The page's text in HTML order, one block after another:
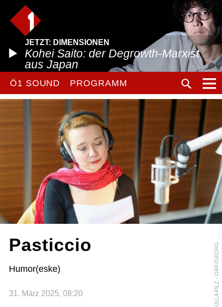
JETZT: DIMENSIONEN
Kohei Saito: der Degrowth-Marxist
aus Japan
Ö1 SOUND PROGRAMM
U
L
L
A
P
I
L
Z
-
O
R
F
/
G
E
O
R
G
C
H
V
O
J
K
A
Pasticcio
Humor(eske)
31. März 2025, 08:20